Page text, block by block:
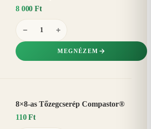
8 000 Ft
− +
MEGNÉZEM
8×8-as Tőzegcserép Compastor®
110 Ft